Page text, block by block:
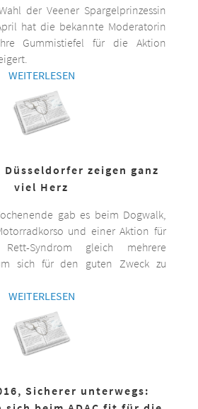
der Veener Spargelprinzessin
hat die bekannte Moderatorin
Gummistiefel für die Aktion
WEITERLESEN
Düsseldorfer zeigen ganz
viel Herz
gab es beim Dogwalk,
und einer Aktion für
Syndrom gleich mehrere
sich für den guten Zweck zu
WEITERLESEN
Sicherer unterwegs: